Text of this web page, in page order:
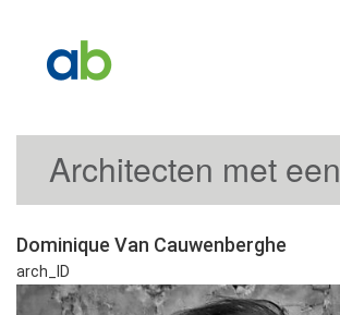
Architecten met een
Dominique Van Cauwenberghe
arch_ID